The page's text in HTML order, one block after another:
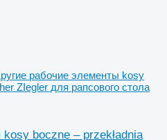
рабочие элементы kosy
ZIegler для рапсового стола
boczne – przekładnia